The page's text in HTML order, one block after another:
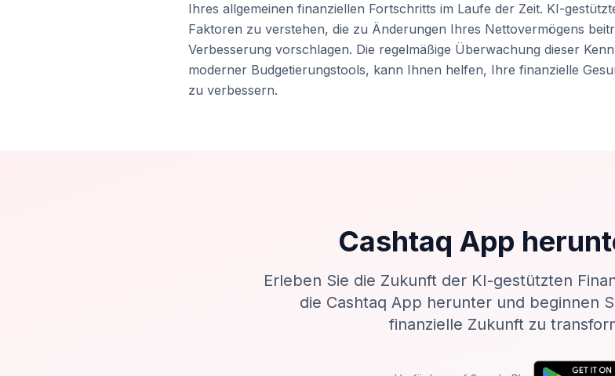
Ihres allgemeinen finanziellen Fortschritts im Laufe der Zeit. KI-
Faktoren zu verstehen, die zu Änderungen Ihres Nettovermögens
Verbesserung vorschlagen. Die regelmäßige Überwachung dieser
moderner Budgetierungstools, kann Ihnen helfen, Ihre finanzielle
zu verbessern.
Cashtaq App
Erleben Sie die Zukunft der KI-gestützten
die Cashtaq App herunter und beginnen
finanzielle Zukunft zu